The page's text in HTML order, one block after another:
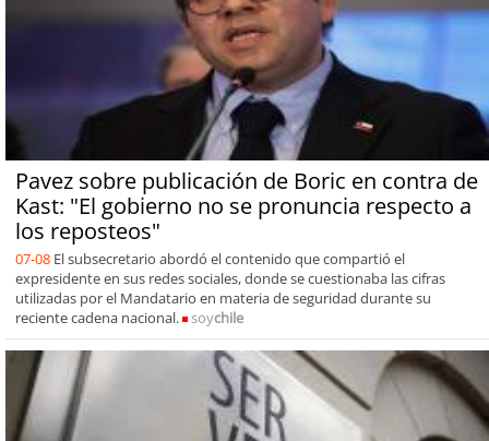
Pavez sobre publicación de Boric en contra de
Kast: "El gobierno no se pronuncia respecto a
los reposteos"
07-08 El subsecretario abordó el contenido que compartió el
expresidente en sus redes sociales, donde se cuestionaba las cifras
utilizadas por el Mandatario en materia de seguridad durante su
reciente cadena nacional.
soychile